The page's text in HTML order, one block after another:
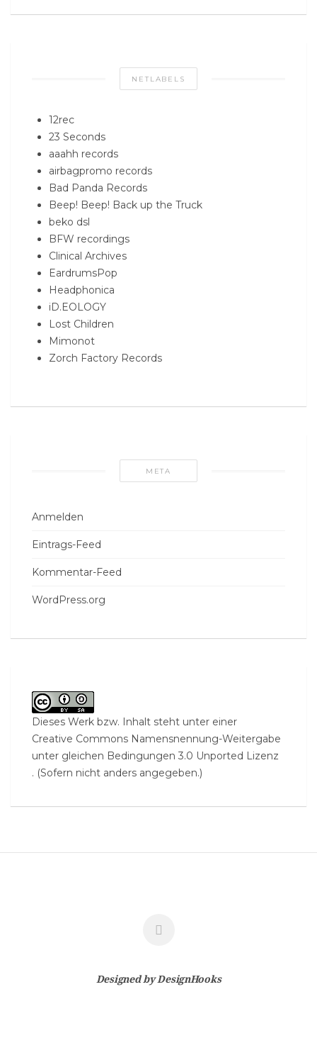
NETLABELS
12rec
23 Seconds
aaahh records
airbagpromo records
Bad Panda Records
Beep! Beep! Back up the Truck
beko dsl
BFW recordings
Clinical Archives
EardrumsPop
Headphonica
iD.EOLOGY
Lost Children
Mimonot
Zorch Factory Records
META
Anmelden
Eintrags-Feed
Kommentar-Feed
WordPress.org
Dieses Werk bzw. Inhalt steht unter einer
Creative Commons Namensnennung-Weitergabe
unter gleichen Bedingungen 3.0 Unported Lizenz
. (Sofern nicht anders angegeben.)
Designed byDesignHooks